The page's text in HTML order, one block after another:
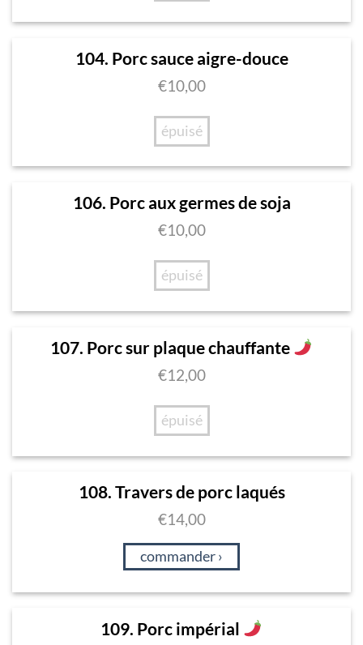
104. Porc sauce aigre-douce
€10,00
épuisé
106. Porc aux germes de soja
€10,00
épuisé
107. Porc sur plaque chauffante
€12,00
épuisé
108. Travers de porc laqués
€14,00
commander ›
109. Porc impérial